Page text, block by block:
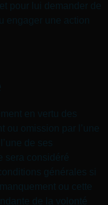
pour lui demander de
engager une action
en vertu des
ou omission par l’une
de ses
sera considéré
générales si
ou cette
de la volonté